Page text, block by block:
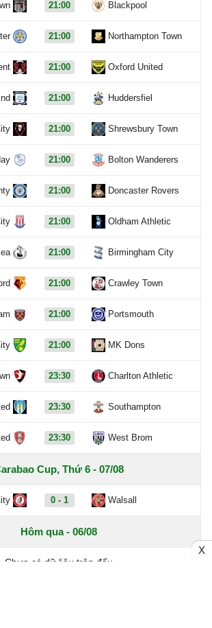
21:00 Blackpool
21:00 Northampton Town
21:00 Oxford United
21:00 Huddersfiel
21:00 Shrewsbury Town
21:00 Bolton Wanderers
21:00 Doncaster Rovers
21:00 Oldham Athletic
21:00 Birmingham City
21:00 Crawley Town
21:00 Portsmouth
21:00 MK Dons
23:30 Charlton Athletic
23:30 Southampton
23:30 West Brom
Cup, Thứ 6 - 07/08
0 - 1 Walsall
Hôm qua - 06/08
Chưa có dữ liệu trận đấu
X